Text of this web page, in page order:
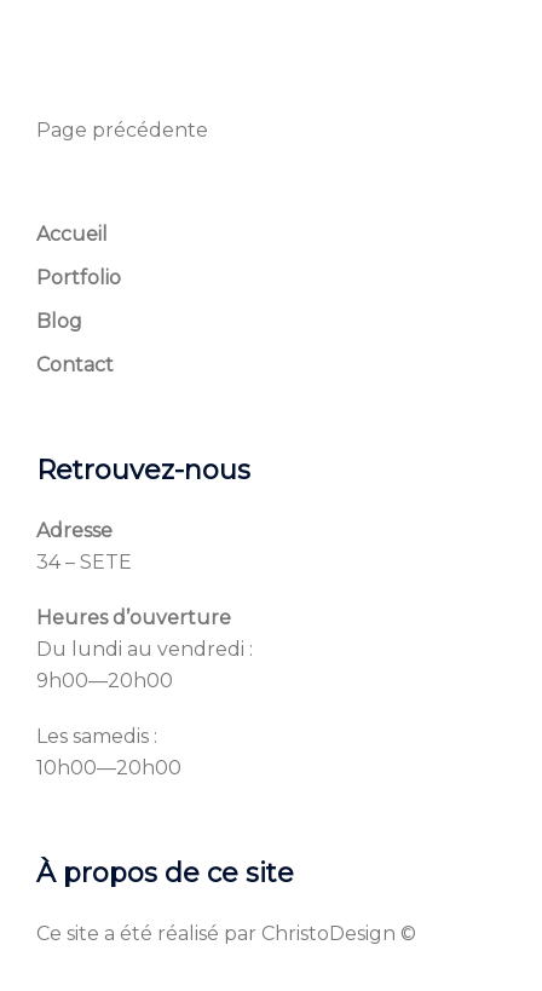
Page précédente
Accueil
Portfolio
Blog
Contact
Retrouvez-nous
Adresse
34 – SETE
Heures d’ouverture
Du lundi au vendredi :
9h00—20h00
Les samedis :
10h00—20h00
À propos de ce site
Ce site a été réalisé par ChristoDesign ©